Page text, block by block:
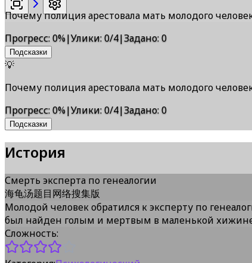
Почему полиция арестовала мать молодого
Прогресс:0%|Улики:0/4|Задано:0
Подсказки
💡
Почему полиция арестовала мать молодого
Прогресс:0%|Улики:0/4|Задано:0
Подсказки
История
Смерть эксперта по генеалогии
海龟汤题目网络搜集版
Молодой человек обратился к эксперту по
был найден голым и мертвым в маленькой
Сложность: